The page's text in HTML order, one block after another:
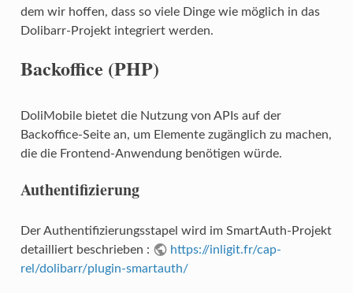
dem wir hoffen, dass so viele Dinge wie möglich in das
Dolibarr-Projekt integriert werden.
Backoffice (PHP)
DoliMobile bietet die Nutzung von APIs auf der
Backoffice-Seite an, um Elemente zugänglich zu machen,
die die Frontend-Anwendung benötigen würde.
Authentifizierung
Der Authentifizierungsstapel wird im SmartAuth-Projekt
detailliert beschrieben :
https://inligit.fr/cap-
rel/dolibarr/plugin-smartauth/